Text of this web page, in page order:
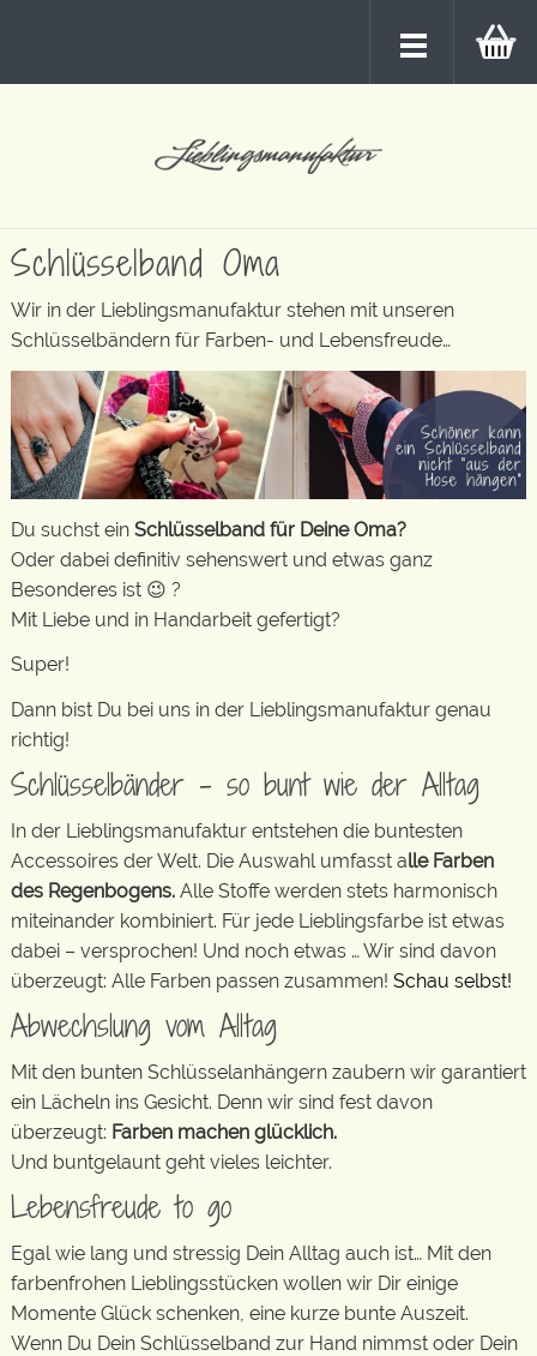
Schlüsselband Oma
Wir in der Lieblingsmanufaktur stehen mit unseren
Schlüsselbändern für Farben- und Lebensfreude…
Du suchst ein Schlüsselband für Deine Oma?
Oder dabei definitiv sehenswert und etwas ganz
Besonderes ist 😉 ?
Mit Liebe und in Handarbeit gefertigt?
Super!
Dann bist Du bei uns in der Lieblingsmanufaktur genau
richtig!
Schlüsselbänder – so bunt wie der Alltag
In der Lieblingsmanufaktur entstehen die buntesten
Accessoires der Welt. Die Auswahl umfasst alle Farben
des Regenbogens. Alle Stoffe werden stets harmonisch
miteinander kombiniert. Für jede Lieblingsfarbe ist etwas
dabei – versprochen! Und noch etwas … Wir sind davon
überzeugt: Alle Farben passen zusammen! Schau selbst!
Abwechslung vom Alltag
Mit den bunten Schlüsselanhängern zaubern wir garantiert
ein Lächeln ins Gesicht. Denn wir sind fest davon
überzeugt: Farben machen glücklich.
Und buntgelaunt geht vieles leichter.
Lebensfreude to go
Egal wie lang und stressig Dein Alltag auch ist… Mit den
farbenfrohen Lieblingsstücken wollen wir Dir einige
Momente Glück schenken, eine kurze bunte Auszeit.
Wenn Du Dein Schlüsselband zur Hand nimmst oder Dein